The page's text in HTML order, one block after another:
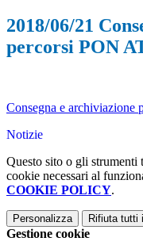
2018/06/21
percorsi PON
Consegna e
Notizie
Questo sito o gli strumenti
cookie necessari al
COOKIE POLICY.
Personalizza Rifiuta tutti
Gestione cookie